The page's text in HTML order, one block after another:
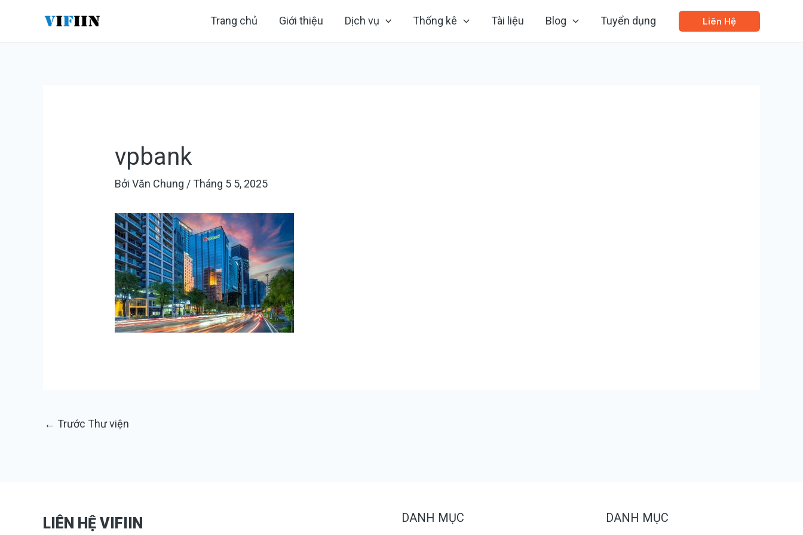
Trang chủ Giới thiệu Dịch vụ Thống kê Tài liệu Blog Tuyển dụng Liên Hệ
vpbank
BởiVăn Chung / Tháng 5 5, 2025
hướng
← Trước Thư viện
LIÊN HỆ VIFIIN DANH MỤC DANH MỤC